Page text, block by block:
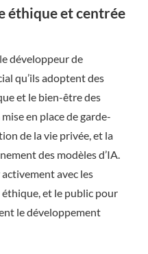
éthique et centrée
développeur de
qu’ils adoptent des
et le bien-être des
en place de garde-
de la vie privée, et la
des modèles d’IA.
activement avec les
et le public pour
le développement